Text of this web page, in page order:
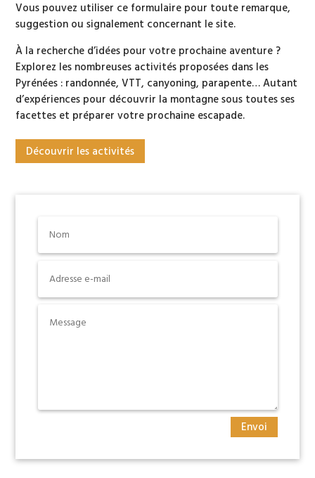
Vous pouvez utiliser ce formulaire pour toute remarque,
suggestion ou signalement concernant le site.
À la recherche d’idées pour votre prochaine aventure ?
Explorez les nombreuses activités proposées dans les
Pyrénées : randonnée, VTT, canyoning, parapente… Autant
d’expériences pour découvrir la montagne sous toutes ses
facettes et préparer votre prochaine escapade.
Découvrir les activités
Envoi